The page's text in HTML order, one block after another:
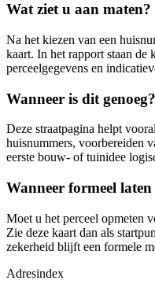
Wat ziet u aan maten?
Na het kiezen van een
kaart. In het rapport staan de
perceelgegevens en
Wanneer is dit genoeg?
Deze straatpagina helpt
huisnummers, voorbereiden
eerste bouw- of tuinidee
Wanneer formeel
Moet u het perceel opmeten
Zie deze kaart dan als
zekerheid blijft een formele
Adresindex